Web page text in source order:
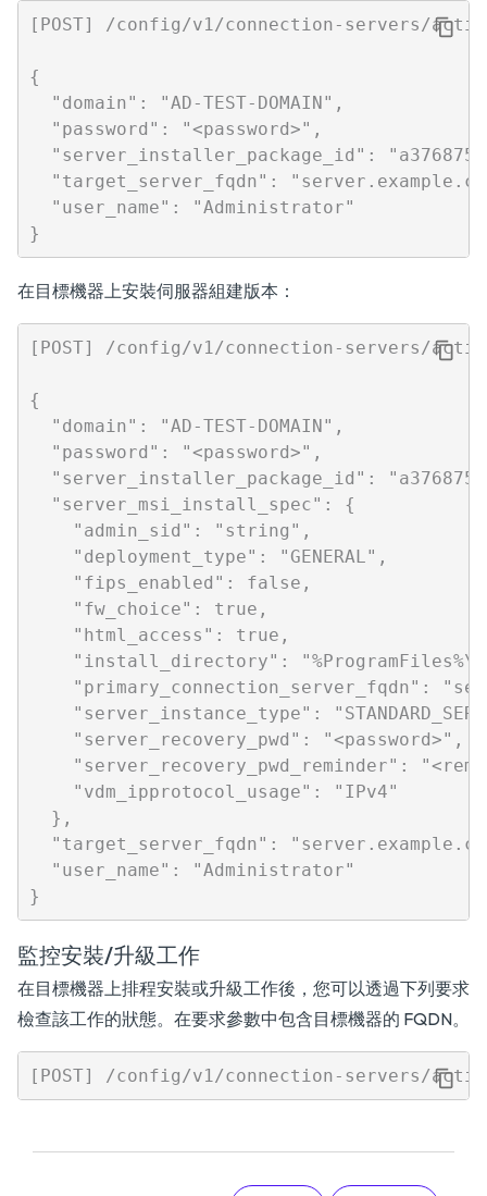
[POST] /config/v1/connection-servers/
{
  "domain": "AD-TEST-DOMAIN",
  "password": "<password>",
"server_installer_package_id":
"target_server_fqdn":
  "user_name": "Administrator"
在目標機器上安裝伺服器組建版本：
[POST] /config/v1/connection-servers/
{
  "domain": "AD-TEST-DOMAIN",
  "password": "<password>",
"server_installer_package_id":
  "server_msi_install_spec": {
    "admin_sid": "string",
    "deployment_type": "GENERAL",
    "fips_enabled": false,
    "fw_choice": true,
    "html_access": true,
"install_directory":
"primary_connection_server_fqdn":
"server_instance_type":
    "server_recovery_pwd": "<password>",
"server_recovery_pwd_reminder":
    "vdm_ipprotocol_usage": "IPv4"
  },
"target_server_fqdn":
  "user_name": "Administrator"
監控安裝/升級工作
在目標機器上排程安裝或升級工作後，您可以透過下列要求
檢查該工作的狀態。在要求參數中包含目標機器的 FQDN。